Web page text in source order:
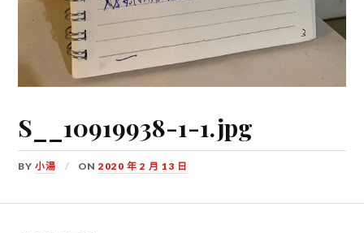
S__10919938-1-1.jpg
BY小湯 ON2020 年 2 月 13 日